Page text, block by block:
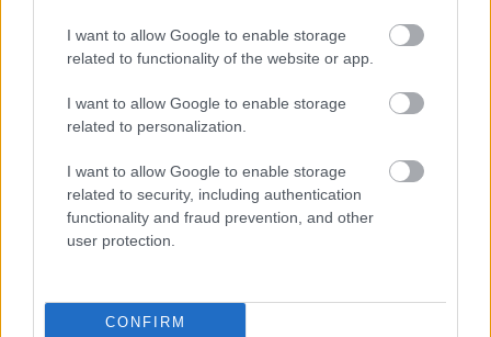
I want to allow Google to enable storage
related to functionality of the website or app.
I want to allow Google to enable storage
related to personalization.
I want to allow Google to enable storage
related to security, including authentication
functionality and fraud prevention, and other
user protection.
CONFIRM
, 12 Φεβρουαρίου 2016 || Επιχειρήσεις